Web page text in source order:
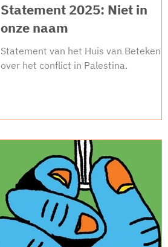
Statement 2025: Niet in
onze naam
Statement van het Huis van Betekenis
over het conflict in Palestina.